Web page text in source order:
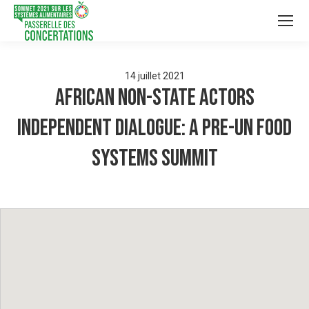
14 juillet 2021
African Non-State Actors
Independent Dialogue: A Pre-UN Food
Systems Summit